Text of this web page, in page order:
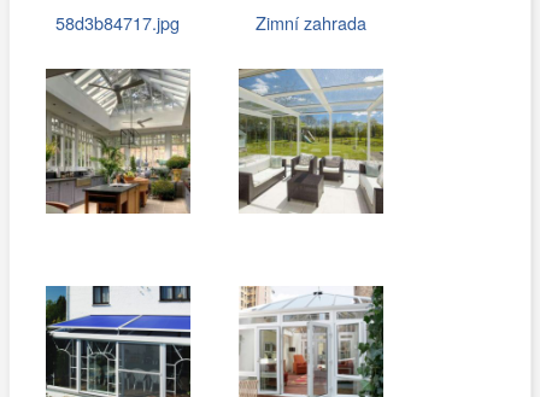
58d3b84717.jpg Zimní zahrada